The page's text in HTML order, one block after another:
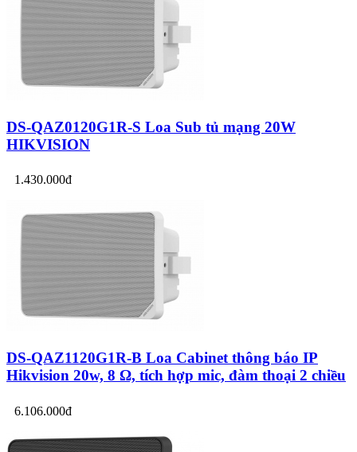
DS-QAZ0120G1R-S Loa Sub tủ mạng 20W
HIKVISION
1.430.000đ
DS-QAZ1120G1R-B Loa Cabinet thông báo IP
Hikvision 20w, 8 Ω, tích hợp mic, đàm thoại 2 chiều
6.106.000đ